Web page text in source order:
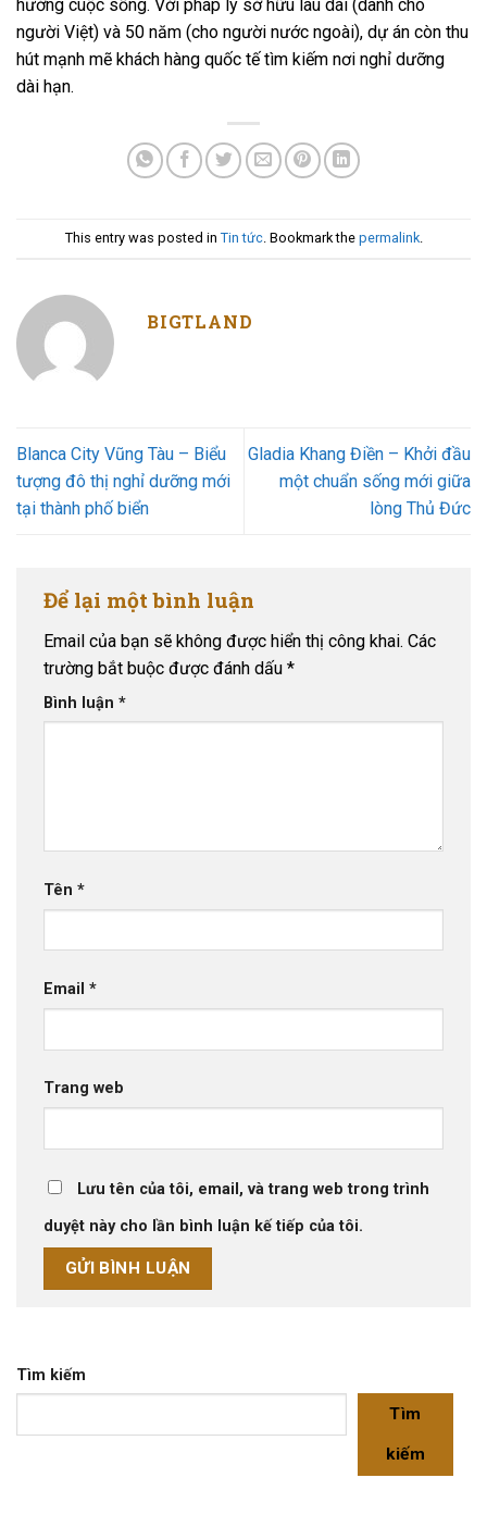
hưởng cuộc sống. Với pháp lý sở hữu lâu dài (dành cho
người Việt) và 50 năm (cho người nước ngoài), dự án còn thu
hút mạnh mẽ khách hàng quốc tế tìm kiếm nơi nghỉ dưỡng
dài hạn.
This entry was posted in Tin tức. Bookmark the permalink.
BIGTLAND
Blanca City Vũng Tàu – Biểu
tượng đô thị nghỉ dưỡng mới
tại thành phố biển
Gladia Khang Điền – Khởi đầu
một chuẩn sống mới giữa
lòng Thủ Đức
Để lại một bình luận
Email của bạn sẽ không được hiển thị công khai. Các
trường bắt buộc được đánh dấu *
Bình luận *
Tên *
Email *
Trang web
Lưu tên của tôi, email, và trang web trong trình
duyệt này cho lần bình luận kế tiếp của tôi.
Tìm kiếm
Tìm
kiếm